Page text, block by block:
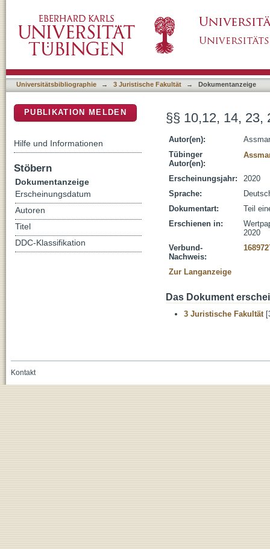
Universitätsbibliographie → 3 Juristische Fakultät → Dokumentanzeige
§§ 10,12, 14, 23,
Autor(en):
Tübinger
Autor(en):
Erscheinungsjahr:
2020
Sprache:
Dokumentart:
Teil
Erschienen in:
2020
Verbund-
Nachweis:
Zur Langanzeige
Das Dokument
3 Juristische Fakultät
PUBLIKATION MELDEN
Hilfe und Informationen
Stöbern
Dokumentanzeige
Erscheinungsdatum
Autoren
Titel
DDC-Klassifikation
Kontakt